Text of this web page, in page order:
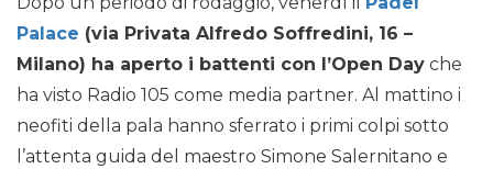
Palace (via Privata Alfredo Soffredini, 16 –
Milano) ha aperto i battenti con l’Open Day che
ha visto Radio 105 come media partner. Al mattino i
neofiti della pala hanno sferrato i primi colpi sotto
l’attenta guida del maestro Simone Salernitano e